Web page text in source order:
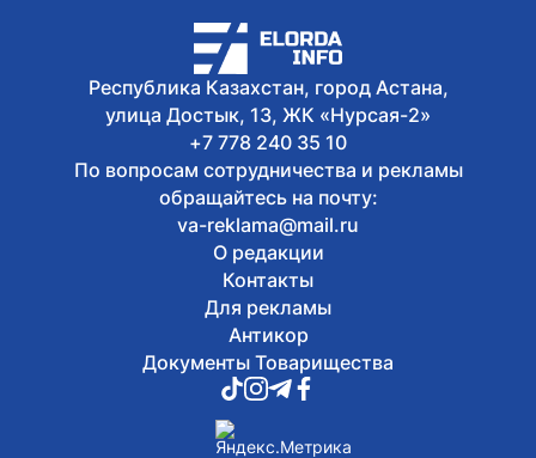
Рустама Карагойшина
5 августа, 2026
Международный тренировочный сбор
с участием звезд мирового дзюдо
проходит в Алматы
Республика Казахстан, город Астана,
улица Достык, 13, ЖК «Нурсая-2»
+7 778 240 35 10
По вопросам сотрудничества и рекламы
обращайтесь на почту:
va-reklama@mail.ru
О редакции
Контакты
Для рекламы
Антикор
Документы Товарищества